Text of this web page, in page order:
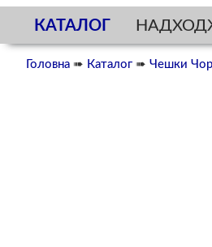
КАТАЛОГ
Головна ➠ Каталог ➠ Чешки